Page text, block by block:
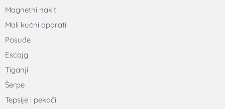
Magnetni nakit
Mali kućni aparati
Posuđe
Escajg
Tiganji
Šerpe
Tepsije i pekači